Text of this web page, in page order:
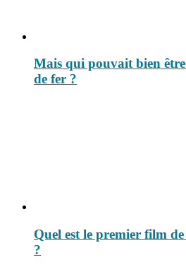
Mais qui pouvait bien
de fer ?
Quel est le premier film
?